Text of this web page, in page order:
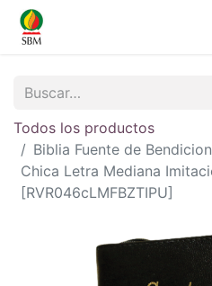
Todos los productos
Biblia Fuente de
Chica Letra Mediana
[RVR046cLMFBZTIPU]